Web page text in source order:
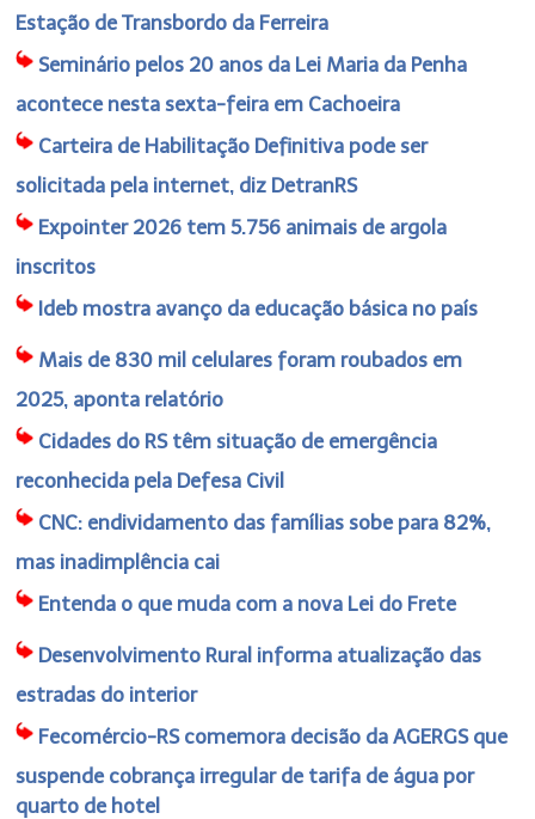
Estação de Transbordo da Ferreira
Seminário pelos 20 anos da Lei Maria da Penha
acontece nesta sexta-feira em Cachoeira
Carteira de Habilitação Definitiva pode ser
solicitada pela internet, diz DetranRS
Expointer 2026 tem 5.756 animais de argola
inscritos
Ideb mostra avanço da educação básica no país
Mais de 830 mil celulares foram roubados em
2025, aponta relatório
Cidades do RS têm situação de emergência
reconhecida pela Defesa Civil
CNC: endividamento das famílias sobe para 82%,
mas inadimplência cai
Entenda o que muda com a nova Lei do Frete
Desenvolvimento Rural informa atualização das
estradas do interior
Fecomércio-RS comemora decisão da AGERGS que
suspende cobrança irregular de tarifa de água por
quarto de hotel